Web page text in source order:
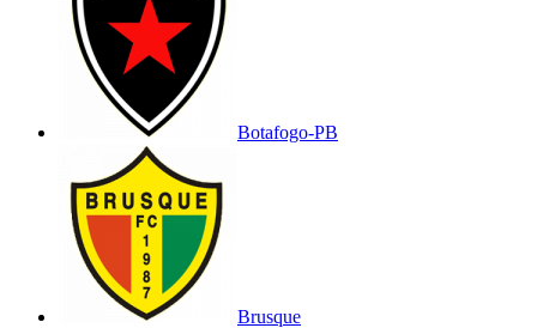
Botafogo-PB
Brusque